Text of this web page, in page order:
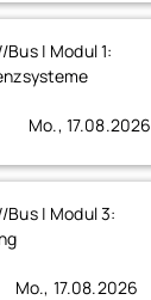
| Modul 1:
Mo., 17.08.2026
Bus | Modul 3:
Mo., 17.08.2026